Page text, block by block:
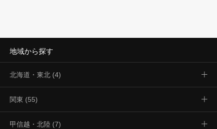
地域から探す
北海道・東北 (4)
関東 (55)
甲信越・北陸 (7)